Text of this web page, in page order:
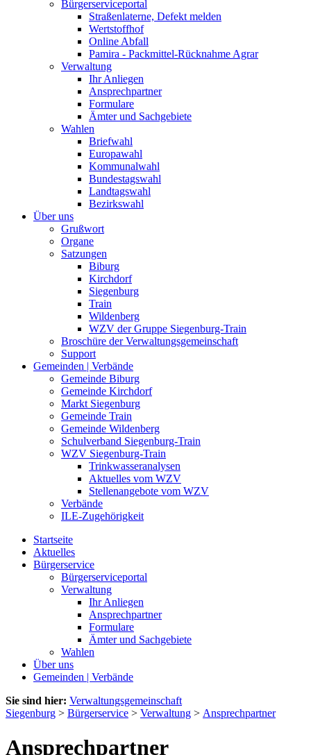
Bürgerserviceportal
Straßenlaterne, Defekt melden
Wertstoffhof
Online Abfall
Pamira - Packmittel-Rücknahme Agrar
Verwaltung
Ihr Anliegen
Ansprechpartner
Formulare
Ämter und Sachgebiete
Wahlen
Briefwahl
Europawahl
Kommunalwahl
Bundestagswahl
Landtagswahl
Bezirkswahl
Über uns
Grußwort
Organe
Satzungen
Biburg
Kirchdorf
Siegenburg
Train
Wildenberg
WZV der Gruppe Siegenburg-Train
Broschüre der Verwaltungsgemeinschaft
Support
Gemeinden | Verbände
Gemeinde Biburg
Gemeinde Kirchdorf
Markt Siegenburg
Gemeinde Train
Gemeinde Wildenberg
Schulverband Siegenburg-Train
WZV Siegenburg-Train
Trinkwasseranalysen
Aktuelles vom WZV
Stellenangebote vom WZV
Verbände
ILE-Zugehörigkeit
Startseite
Aktuelles
Bürgerservice
Bürgerserviceportal
Verwaltung
Ihr Anliegen
Ansprechpartner
Formulare
Ämter und Sachgebiete
Wahlen
Über uns
Gemeinden | Verbände
Sie sind hier: Verwaltungsgemeinschaft
Siegenburg > Bürgerservice > Verwaltung > Ansprechpartner
Ansprechpartner